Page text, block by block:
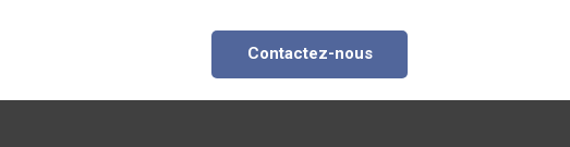
Contactez-nous